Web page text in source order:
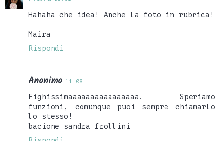
Hahaha che idea! Anche la foto in rubrica!
Maira
Rispondi
Anonimo 11:08
Fighissimaaaaaaaaaaaaaaaa. Speriamo
funzioni, comunque puoi sempre chiamarlo
lo stesso!
bacione sandra frollini